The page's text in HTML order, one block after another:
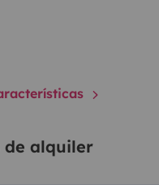
de alquiler